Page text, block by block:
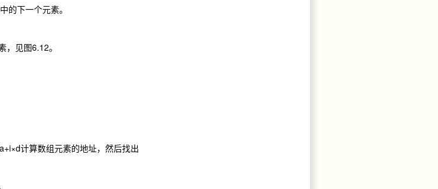
的下一个元素。
见图6.12。
计算数组元素的地址，然后找出